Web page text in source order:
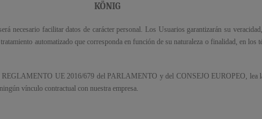
KÖNIG
necesario facilitar datos de carácter personal. Los Usuarios garantizarán su
automatizado que corresponda en función de su naturaleza o finalidad, en
REGLAMENTO UE 2016/679 del PARLAMENTO y del CONSEJO EUROPEO, lea
vínculo contractual con nuestra empresa.